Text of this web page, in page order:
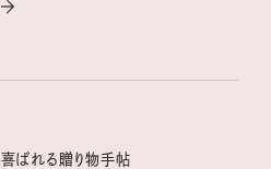
喜ばれる贈り物手帖